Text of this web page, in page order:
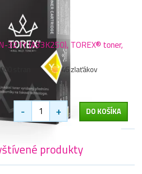
321Y (A33K250), TOREX® toner,
stran
46 zlaťákov
- + DO KOŠÍKA
produkty